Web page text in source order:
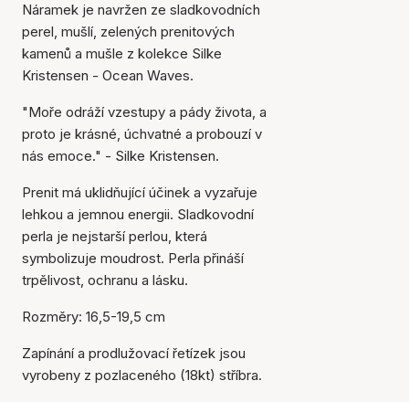
Náramek je navržen ze sladkovodních
perel, mušlí, zelených prenitových
kamenů a mušle z kolekce Silke
Kristensen - Ocean Waves.
"Moře odráží vzestupy a pády života, a
proto je krásné, úchvatné a probouzí v
nás emoce." - Silke Kristensen.
Prenit má uklidňující účinek a vyzařuje
lehkou a jemnou energii. Sladkovodní
perla je nejstarší perlou, která
symbolizuje moudrost. Perla přináší
trpělivost, ochranu a lásku.
Rozměry: 16,5-19,5 cm
Zapínání a prodlužovací řetízek jsou
vyrobeny z pozlaceného (18kt) stříbra.